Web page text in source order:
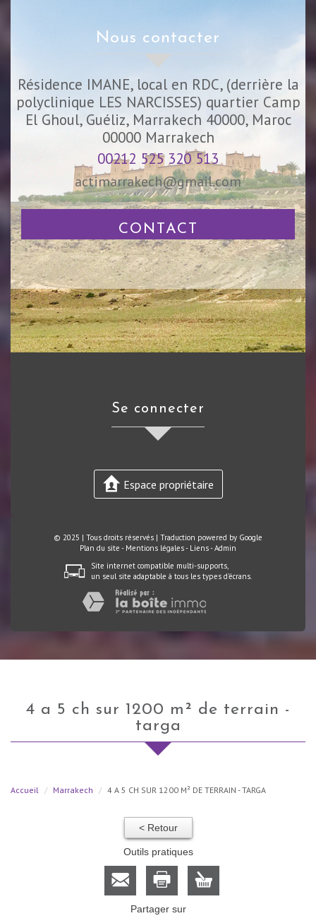
nous contacter
Résidence IMANE, local en RDC, (derrière la
polyclinique LES NARCISSES) quartier Camp
El Ghoul, Guéliz, Marrakech 40000, Maroc
00000 Marrakech
00212 525 320 513
actimarrakech@gmail.com
CONTACT
se connecter
Espace propriétaire
© 2025 | Tous droits réservés | Traduction powered by Google
Plan du site - Mentions légales- Liens-Admin
Site internet compatible multi-supports,
un seul site adaptable à tous les types d'écrans.
4 a 5 ch sur 1200 m² de terrain -
targa
Accueil Marrakech 4 A 5 CH SUR 1200 M² DE TERRAIN - TARGA
< Retour
Outils pratiques
Partager sur